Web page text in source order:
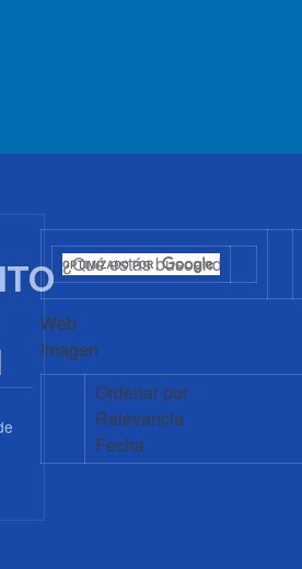
Web
Imagen
Ordenar por
Relevancia
Fecha